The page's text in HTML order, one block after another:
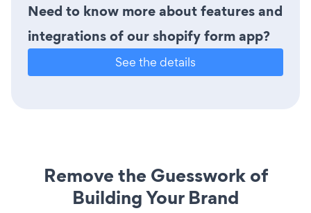
Need to know more about features and
integrations of our shopify form app?
See the details
Remove the Guesswork of
Building Your Brand